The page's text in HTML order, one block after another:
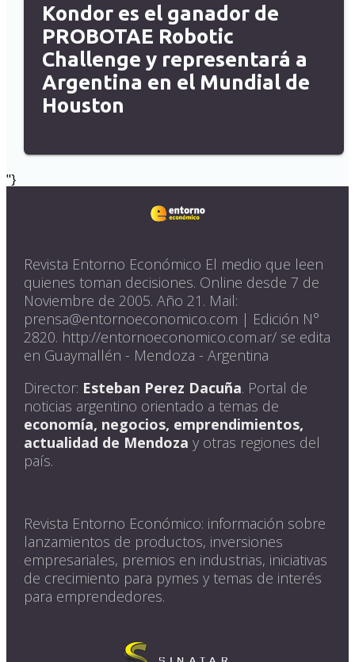
Kondor es el ganador de
PROBOTAE Robotic
Challenge y representará a
Argentina en el Mundial de
Houston
"}
Revista Entorno Económico El medio que leen
quienes toman decisiones. Online desde 7 de
Noviembre de 2005. Año 21. Mail:
prensa@entornoeconomico.com | Edición N°
2820. http://entornoeconomico.com.ar/ se edita
en Guaymallén - Mendoza - Argentina
Director: Esteban Perez Dacuña. Portal de
noticias argentino orientado a temas de
economía, negocios, emprendimientos,
actualidad de Mendoza y otras regiones del
país.
Revista Entorno Económico: información sobre
lanzamientos de productos, inversiones
empresariales, premios en industrias, iniciativas
de crecimiento para pymes y temas de interés
para emprendedores.